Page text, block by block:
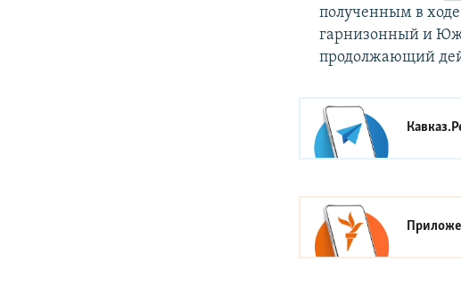
полученным в
гарнизонный и
продолжающий